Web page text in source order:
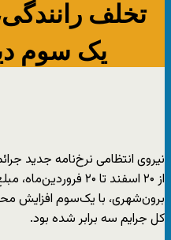
یک سوم
نیروی انتظامی نرخ‌نامه جدید
برون‌شهری، با یک‌سوم افزایش
کل جرایم سه برابر شده بود.